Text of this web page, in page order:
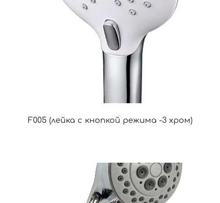
F005 (лейка с кнопкой режима -3 хром)